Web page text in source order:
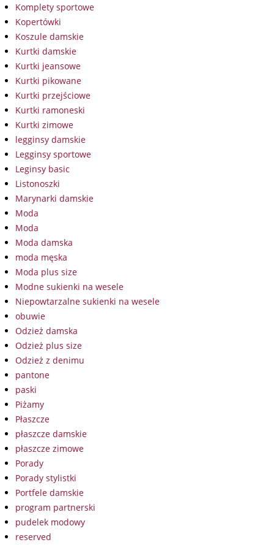
Komplety sportowe
Kopertówki
Koszule damskie
Kurtki damskie
Kurtki jeansowe
Kurtki pikowane
Kurtki przejściowe
Kurtki ramoneski
Kurtki zimowe
legginsy damskie
Legginsy sportowe
Leginsy basic
Listonoszki
Marynarki damskie
Moda
Moda
Moda damska
moda męska
Moda plus size
Modne sukienki na wesele
Niepowtarzalne sukienki na wesele
obuwie
Odzież damska
Odzież plus size
Odzież z denimu
pantone
paski
Piżamy
Płaszcze
płaszcze damskie
płaszcze zimowe
Porady
Porady stylistki
Portfele damskie
program partnerski
pudelek modowy
reserved